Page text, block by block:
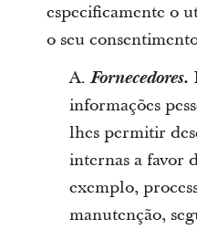
especificamente o
o seu
A. Fornecedores.
informações
lhes permitir
internas a favor
exemplo,
manutenção,